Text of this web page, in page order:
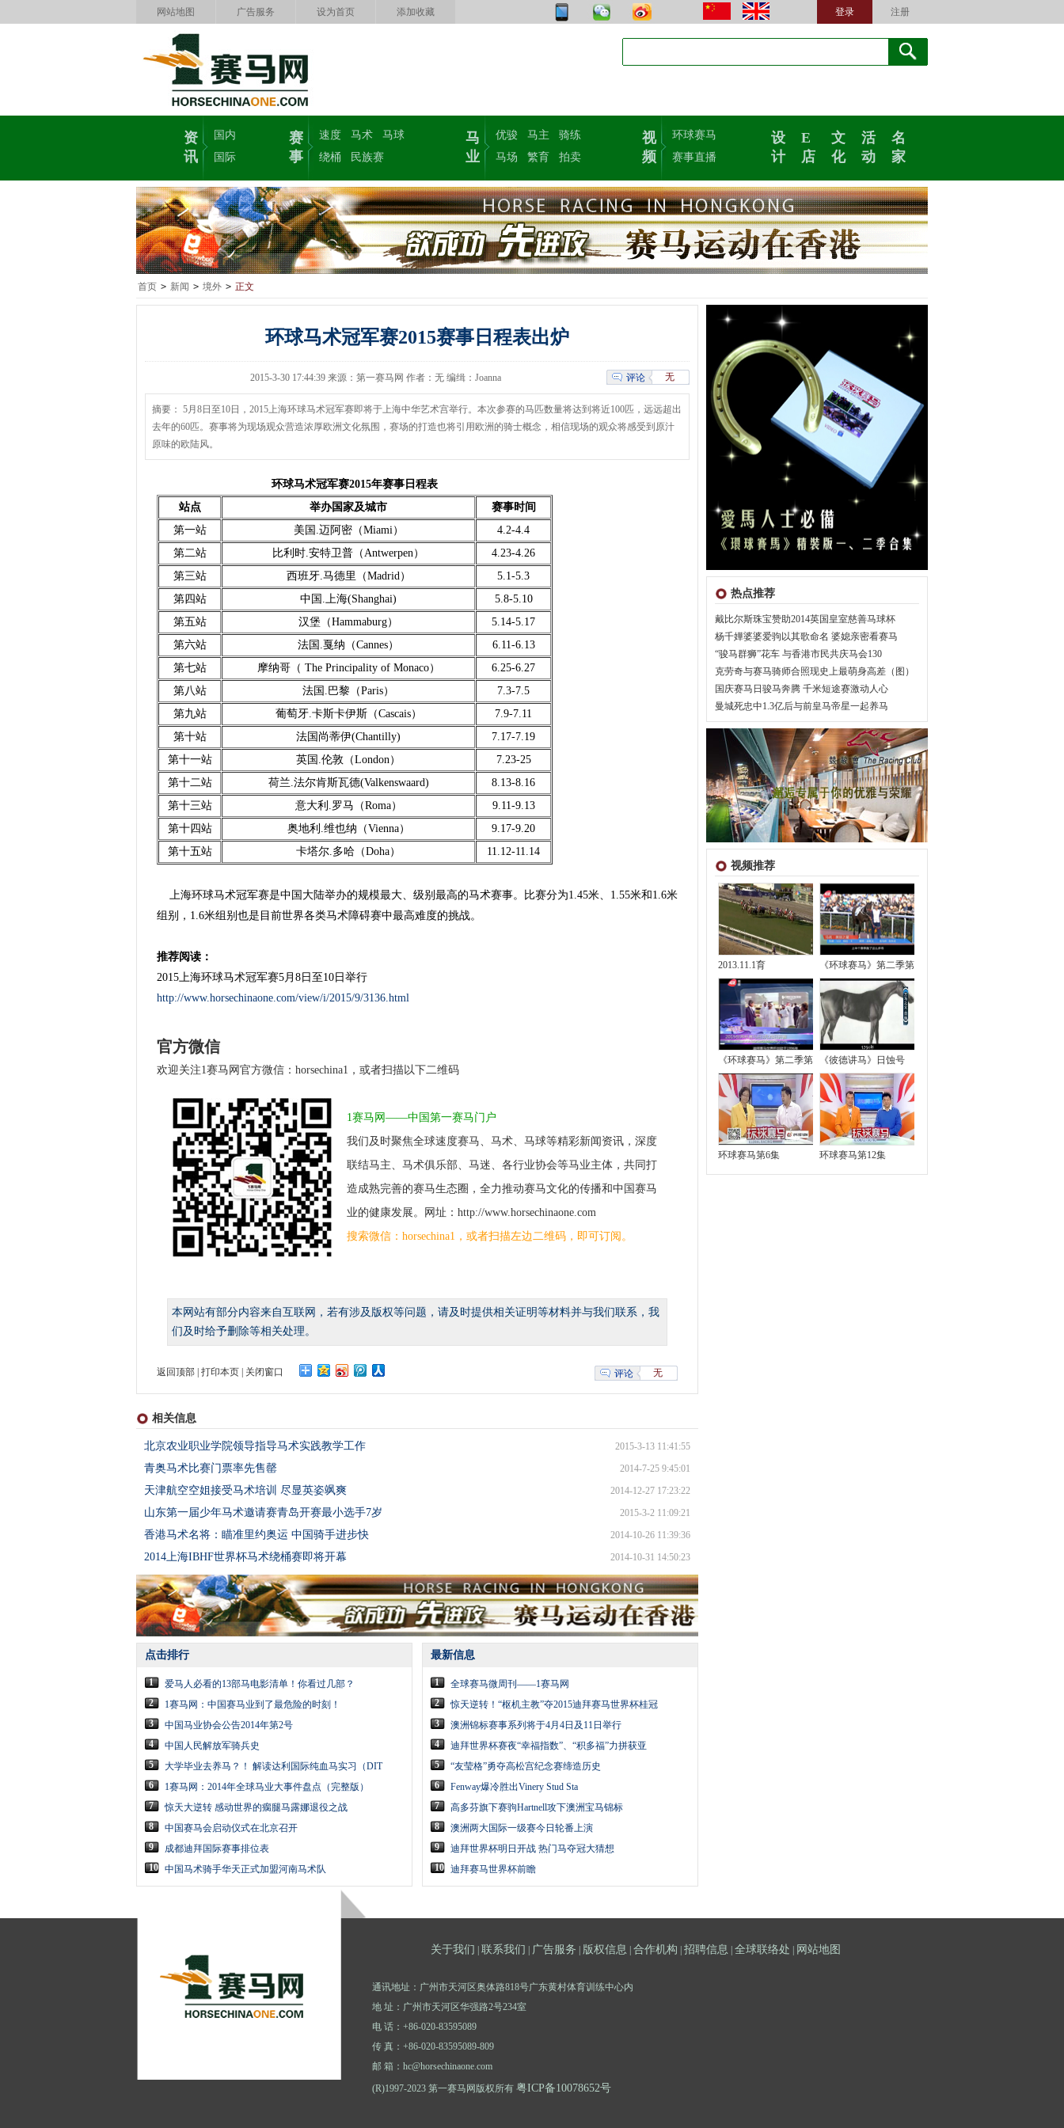
注册
登录
网站地图 广告服务 设为首页 添加收藏
资
讯
国内
国际
赛
事
速度 马术
马球
绕桶
民族赛
马
业
优骏 马主
骑练
马场
繁育 拍卖
视
频
环球赛马
赛事直播
设
计
E
店
文
化
活
动
名
家
首页 > 新闻 > 境外 > 正文
热点推荐
戴比尔斯珠宝赞助2014英国皇室慈善马球杯
杨千嬅婆婆爱驹以其歌命名 婆媳亲密看赛马
“骏马群狮”花车 与香港市民共庆马会130
克劳奇与赛马骑师合照现史上最萌身高差（图）
国庆赛马日骏马奔腾 千米短途赛激动人心
曼城死忠中1.3亿后与前皇马帝星一起养马
视频推荐
2013.11.1育 《环球赛马》第二季第
《环球赛马》第二季第 《彼德讲马》日蚀号
环球赛马第6集 环球赛马第12集
环球马术冠军赛2015赛事日程表出炉
评论 无
2015-3-30 17:44:39 来源：第一赛马网 作者：无 编缉：Joanna
摘要： 5月8日至10日，2015上海环球马术冠军赛即将于上海中华艺术宫举行。本次参赛的马匹数量将达到将近100匹，远远超出
去年的60匹。赛事将为现场观众营造浓厚欧洲文化氛围，赛场的打造也将引用欧洲的骑士概念，相信现场的观众将感受到原汁
原味的欧陆风。
环球马术冠军赛2015年赛事日程表
站点
举办国家及城市
赛事时间
第一站
美国.迈阿密（Miami）
4.2-4.4
第二站
比利时.安特卫普（Antwerpen）
4.23-4.26
第三站
西班牙.马德里（Madrid）
5.1-5.3
第四站
中国.上海(Shanghai)
5.8-5.10
第五站
汉堡（Hammaburg）
5.14-5.17
第六站
法国.戛纳（Cannes）
6.11-6.13
第七站
摩纳哥（ The Principality of Monaco）
6.25-6.27
第八站
法国.巴黎（Paris）
7.3-7.5
第九站
葡萄牙.卡斯卡伊斯（Cascais）
7.9-7.11
第十站
法国尚蒂伊(Chantilly)
7.17-7.19
第十一站
英国.伦敦（London）
7.23-25
第十二站
荷兰.法尔肯斯瓦德(Valkenswaard)
8.13-8.16
第十三站
意大利.罗马（Roma）
9.11-9.13
第十四站
奥地利.维也纳（Vienna）
9.17-9.20
第十五站
卡塔尔.多哈（Doha） 11.12-11.14
上海环球马术冠军赛是中国大陆举办的规模最大、级别最高的马术赛事。比赛分为1.45米、1.55米和1.6米
组别，1.6米组别也是目前世界各类马术障碍赛中最高难度的挑战。
推荐阅读：
2015上海环球马术冠军赛5月8日至10日举行
http://www.horsechinaone.com/view/i/2015/9/3136.html
官方微信
欢迎关注1赛马网官方微信：horsechina1，或者扫描以下二维码
1赛马网——中国第一赛马门户
我们及时聚焦全球速度赛马、马术、马球等精彩新闻资讯，深度
联结马主、马术俱乐部、马迷、各行业协会等马业主体，共同打
造成熟完善的赛马生态圈，全力推动赛马文化的传播和中国赛马
业的健康发展。网址：http://www.horsechinaone.com
搜索微信：horsechina1，或者扫描左边二维码，即可订阅。
本网站有部分内容来自互联网，若有涉及版权等问题，请及时提供相关证明等材料并与我们联系，我
们及时给予删除等相关处理。
返回顶部 打印本页 关闭窗口 评论 无
相关信息
北京农业职业学院领导指导马术实践教学工作 2015-3-13 11:41:55
青奥马术比赛门票率先售罄 2014-7-25 9:45:01
天津航空空姐接受马术培训 尽显英姿飒爽 2014-12-27 17:23:22
山东第一届少年马术邀请赛青岛开赛最小选手7岁 2015-3-2 11:09:21
香港马术名将：瞄准里约奥运 中国骑手进步快 2014-10-26 11:39:36
2014上海IBHF世界杯马术绕桶赛即将开幕 2014-10-31 14:50:23
点击排行
1
爱马人必看的13部马电影清单！你看过几部？
2
1赛马网：中国赛马业到了最危险的时刻！
3
中国马业协会公告2014年第2号
4
中国人民解放军骑兵史
5
大学毕业去养马？！ 解读达利国际纯血马实习（DIT
6
1赛马网：2014年全球马业大事件盘点（完整版）
7
惊天大逆转 感动世界的瘸腿马露娜退役之战
8
中国赛马会启动仪式在北京召开
9
成都迪拜国际赛事排位表
10 中国马术骑手华天正式加盟河南马术队
最新信息
1
全球赛马微周刊——1赛马网
2
惊天逆转！“枢机主教”夺2015迪拜赛马世界杯桂冠
3
澳洲锦标赛事系列将于4月4日及11日举行
4
迪拜世界杯赛夜“幸福指数”、“积多福”力拼获亚
5
“友莹格”勇夺高松宫纪念赛缔造历史
6
Fenway爆冷胜出Vinery Stud Sta
7
高多芬旗下赛驹Hartnell攻下澳洲宝马锦标
8
澳洲两大国际一级赛今日轮番上演
9
迪拜世界杯明日开战 热门马夺冠大猜想
10 迪拜赛马世界杯前瞻
关于我们 联系我们 广告服务 版权信息 合作机构 招聘信息 全球联络处 网站地图
通讯地址：广州市天河区奥体路818号广东黄村体育训练中心内
地 址：广州市天河区华强路2号234室
电 话：+86-020-83595089
传 真：+86-020-83595089-809
邮 箱：hc@horsechinaone.com
(R)1997-2023 第一赛马网版权所有 粤ICP备10078652号